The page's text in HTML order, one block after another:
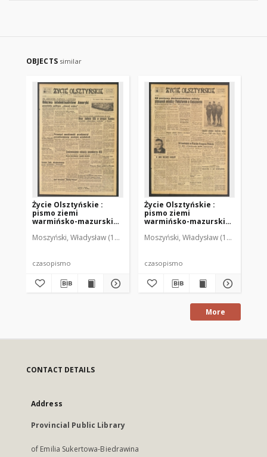
OBJECTS similar
Życie Olsztyńskie :
pismo ziemi
warmińsko-mazurskiej,
Moszyński, Władysław (1922-2001). Red. Mroczkowski, Włodzimierz
czasopismo
Życie Olsztyńskie :
pismo ziemi
warmińsko-mazurskiej,
Moszyński, Władysław (1922-2001).
czasopismo
More
CONTACT DETAILS
Address
Provincial Public Library
of Emilia Sukertowa-Biedrawina